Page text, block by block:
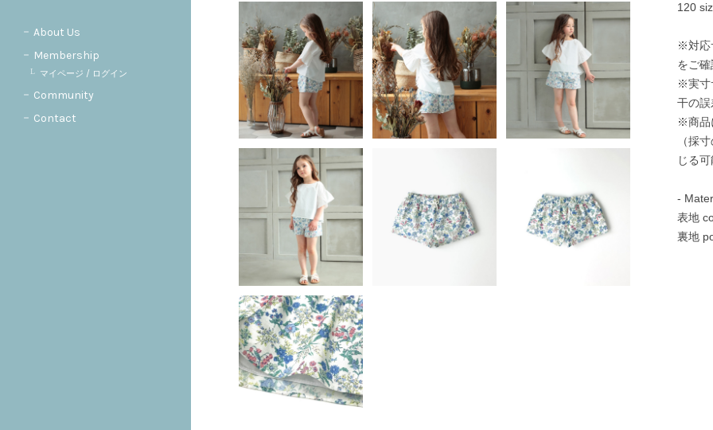
About Us
Membership
マイページ / ログイン
Community
Contact
120
※対応
をご
※実寸
干の
※商品
（採
じる
-
表地
裏地